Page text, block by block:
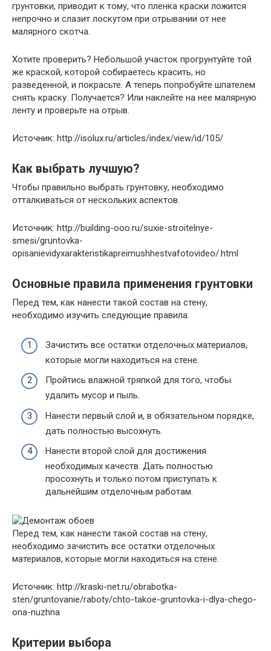
грунтовки, приводит к тому, что пленка краски ложится
непрочно и слазит лоскутом при отрывании от нее
малярного скотча.
Хотите проверить? Небольшой участок прогрунтуйте той
же краской, которой собираетесь красить, но
разведенной, и покрасьте. А теперь попробуйте шпателем
снять краску. Получается? Или наклейте на нее малярную
ленту и проверьте на отрыв.
Источник: http://isolux.ru/articles/index/view/id/105/
Как выбрать лучшую?
Чтобы правильно выбрать грунтовку, необходимо
отталкиваться от нескольких аспектов.
Источник: http://building-ooo.ru/suxie-stroitelnye-
smesi/gruntovka-
opisanievidyxarakteristikapreimushhestvafotovideo/.html
Основные правила применения грунтовки
Перед тем, как нанести такой состав на стену,
необходимо изучить следующие правила:
Зачистить все остатки отделочных материалов,
которые могли находиться на стене.
Пройтись влажной тряпкой для того, чтобы
удалить мусор и пыль.
Нанести первый слой и, в обязательном порядке,
дать полностью высохнуть.
Нанести второй слой для достижения
необходимых качеств. Дать полностью
просохнуть и только потом приступать к
дальнейшим отделочным работам.
Перед тем, как нанести такой состав на стену,
необходимо зачистить все остатки отделочных
материалов, которые могли находиться на стене.
Источник: http://kraski-net.ru/obrabotka-
sten/gruntovanie/raboty/chto-takoe-gruntovka-i-dlya-chego-
ona-nuzhna
Критерии выбора